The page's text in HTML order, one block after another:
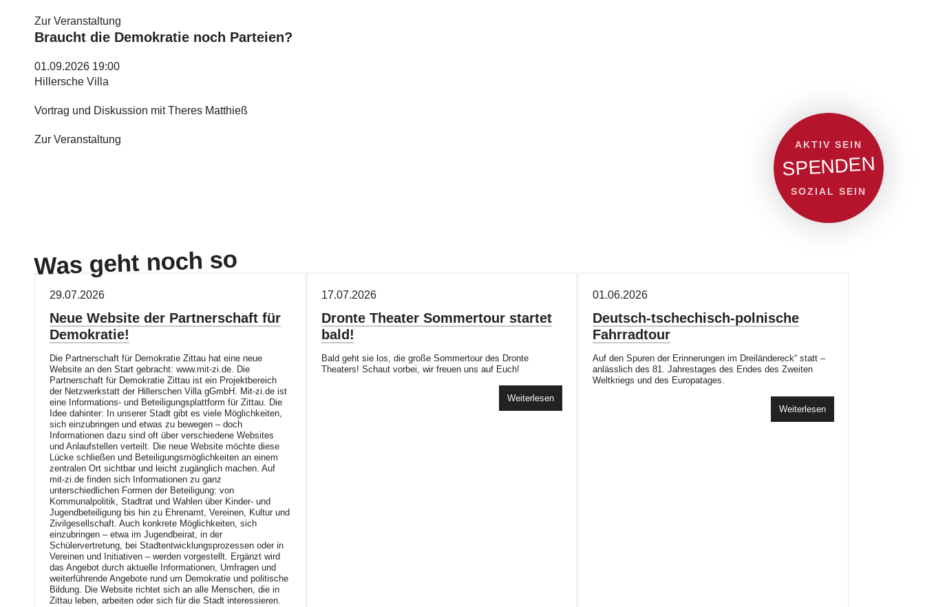
Zur Veranstaltung
Braucht die Demokratie noch Parteien?
01.09.2026 19:00
Hillersche Villa
Vortrag und Diskussion mit Theres Matthieß
Zur Veranstaltung AKTIV SEIN
SPENDEN
SOZIAL SEIN
Was geht noch so
29.07.2026
Neue Website der Partnerschaft für
Demokratie!
Die Partnerschaft für Demokratie Zittau hat eine neue
Website an den Start gebracht: www.mit-zi.de. Die
Partnerschaft für Demokratie Zittau ist ein Projektbereich
der Netzwerkstatt der Hillerschen Villa gGmbH. Mit-zi.de ist
eine Informations- und Beteiligungsplattform für Zittau. Die
Idee dahinter: In unserer Stadt gibt es viele Möglichkeiten,
sich einzubringen und etwas zu bewegen – doch
Informationen dazu sind oft über verschiedene Websites
und Anlaufstellen verteilt. Die neue Website möchte diese
Lücke schließen und Beteiligungsmöglichkeiten an einem
zentralen Ort sichtbar und leicht zugänglich machen. Auf
mit-zi.de finden sich Informationen zu ganz
unterschiedlichen Formen der Beteiligung: von
Kommunalpolitik, Stadtrat und Wahlen über Kinder- und
Jugendbeteiligung bis hin zu Ehrenamt, Vereinen, Kultur und
Zivilgesellschaft. Auch konkrete Möglichkeiten, sich
einzubringen – etwa im Jugendbeirat, in der
Schülervertretung, bei Stadtentwicklungsprozessen oder in
Vereinen und Initiativen – werden vorgestellt. Ergänzt wird
das Angebot durch aktuelle Informationen, Umfragen und
weiterführende Angebote rund um Demokratie und politische
Bildung. Die Website richtet sich an alle Menschen, die in
Zittau leben, arbeiten oder sich für die Stadt interessieren.
17.07.2026
Dronte Theater Sommertour startet
bald!
Bald geht sie los, die große Sommertour des Dronte
Theaters! Schaut vorbei, wir freuen uns auf Euch!
Weiterlesen
01.06.2026
Deutsch-tschechisch-polnische
Fahrradtour
Auf den Spuren der Erinnerungen im Dreiländereck“ statt –
anlässlich des 81. Jahrestages des Endes des Zweiten
Weltkriegs und des Europatages.
Weiterlesen